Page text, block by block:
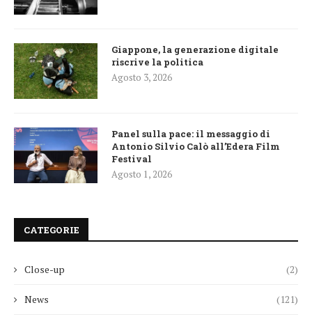
Giappone, la generazione digitale
riscrive la politica
Agosto 3, 2026
Panel sulla pace: il messaggio di
Antonio Silvio Calò all’Edera Film
Festival
Agosto 1, 2026
CATEGORIE
Close-up (2)
News (121)